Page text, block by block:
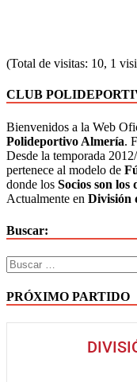
(Total de visitas: 10, 1
CLUB
Bienvenidos a la Web
Polideportivo Almería.
Desde la temporada
pertenece al modelo de
donde los Socios son los
Actualmente en División
Buscar:
PRÓXIMO PARTIDO